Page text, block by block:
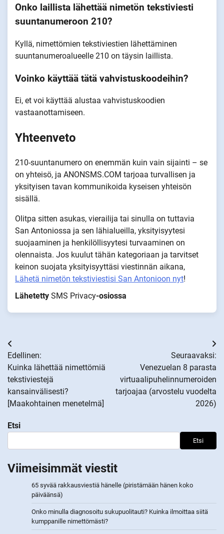
Onko laillista lähettää nimetön tekstiviesti
suuntanumeroon 210?
Kyllä, nimettömien tekstiviestien lähettäminen
suuntanumeroalueelle 210 on täysin laillista.
Voinko käyttää tätä vahvistuskoodeihin?
Ei, et voi käyttää alustaa vahvistuskoodien
vastaanottamiseen.
Yhteenveto
210-suuntanumero on enemmän kuin vain sijainti – se
on yhteisö, ja ANONSMS.COM tarjoaa turvallisen ja
yksityisen tavan kommunikoida kyseisen yhteisön
sisällä.
Olitpa sitten asukas, vierailija tai sinulla on tuttavia
San Antoniossa ja sen lähialueilla, yksityisyytesi
suojaaminen ja henkilöllisyytesi turvaaminen on
olennaista. Jos kuulut tähän kategoriaan ja tarvitset
keinon suojata yksityisyyttäsi viestinnän aikana,
Lähetä nimetön tekstiviestisi San Antonioon nyt!
Lähetetty SMS Privacy-osiossa
Artikkelien
selaus
Edellinen:
Kuinka lähettää nimettömiä
tekstiviestejä
kansainvälisesti?
[Maakohtainen menetelmä]
Seuraavaksi:
Venezuelan 8 parasta
virtuaalipuhelinnumeroiden
tarjoajaa (arvostelu vuodelta
2026)
Etsi
Etsi
Viimeisimmät viestit
65 syvää rakkausviestiä hänelle (piristämään hänen koko
päiväänsä)
Onko minulla diagnosoitu sukupuolitauti? Kuinka ilmoittaa siitä
kumppanille nimettömästi?